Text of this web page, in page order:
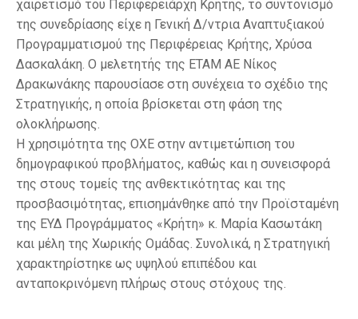
χαιρετισμό του Περιφερειάρχη Κρήτης, το συντονισμό
της συνεδρίασης είχε η Γενική Δ/ντρια Αναπτυξιακού
Προγραμματισμού της Περιφέρειας Κρήτης, Χρύσα
Δασκαλάκη. Ο μελετητής της ΕΤΑΜ ΑΕ Νίκος
Δρακωνάκης παρουσίασε στη συνέχεια το σχέδιο της
Στρατηγικής, η οποία βρίσκεται στη φάση της
ολοκλήρωσης.
Η χρησιμότητα της ΟΧΕ στην αντιμετώπιση του
δημογραφικού προβλήματος, καθώς και η συνεισφορά
της στους τομείς της ανθεκτικότητας και της
προσβασιμότητας, επισημάνθηκε από την Προϊσταμένη
της ΕΥΔ Προγράμματος «Κρήτη» κ. Μαρία Κασωτάκη
και μέλη της Χωρικής Ομάδας. Συνολικά, η Στρατηγική
χαρακτηρίστηκε ως υψηλού επιπέδου και
ανταποκρινόμενη πλήρως στους στόχους της.